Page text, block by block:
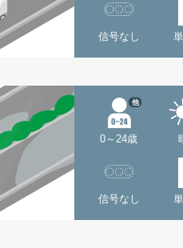
信号なし
0～24歳
他
信号なし